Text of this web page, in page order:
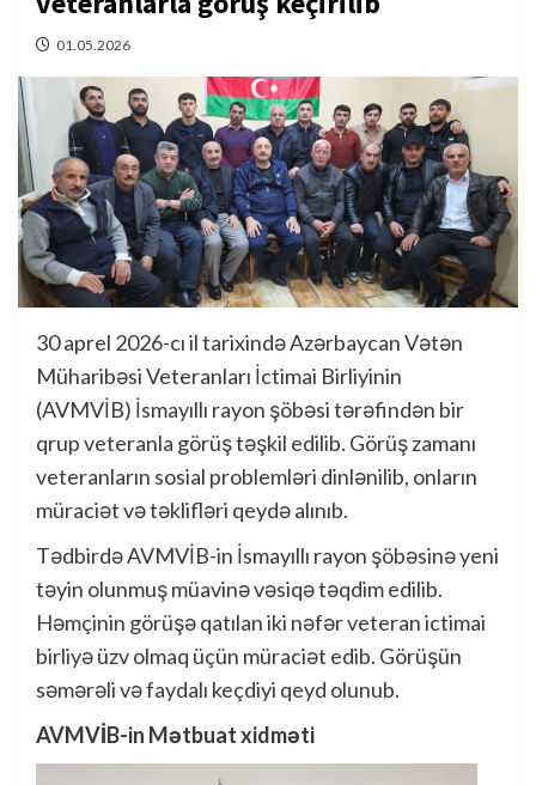
01.05.2026
30 aprel 2026-cı il tarixində Azərbaycan Vətən
Müharibəsi Veteranları İctimai Birliyinin
(AVMVİB) İsmayıllı rayon şöbəsi tərəfindən bir
qrup veteranla görüş təşkil edilib. Görüş zamanı
veteranların sosial problemləri dinlənilib, onların
müraciət və təklifləri qeydə alınıb.
Tədbirdə AVMVİB-in İsmayıllı rayon şöbəsinə yeni
təyin olunmuş müavinə vəsiqə təqdim edilib.
Həmçinin görüşə qatılan iki nəfər veteran ictimai
birliyə üzv olmaq üçün müraciət edib. Görüşün
səmərəli və faydalı keçdiyi qeyd olunub.
AVMVİB-in Mətbuat xidməti